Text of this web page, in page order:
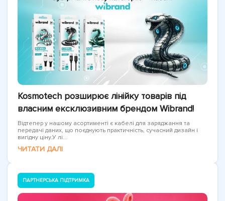
Kosmotech розширює лінійку товарів під
власним ексклюзивним брендом Wibrand!
Відтепер у нашому асортименті є кабелі для заряджання та
передачі даних, що поєднують практичність, сучасний дизайн і
вигідну ціну.У лі...
ЧИТАТИ ДАЛІ
ПАРТНЕРСЬКА ПІДТРИМКА